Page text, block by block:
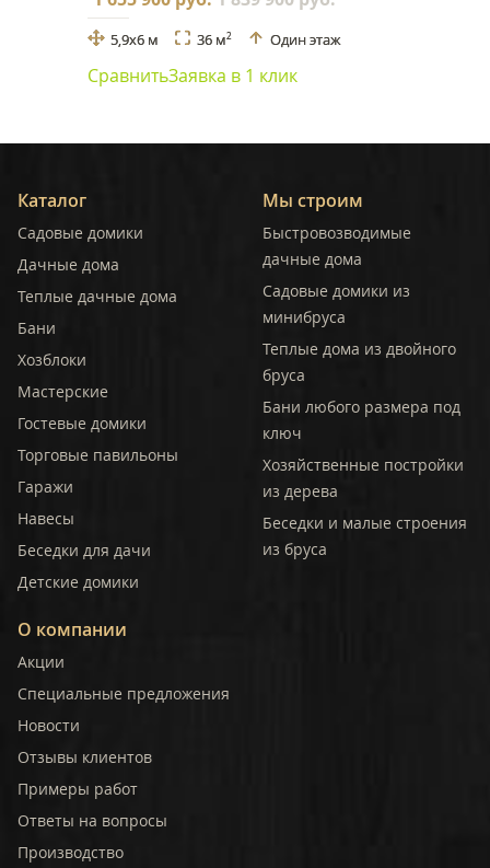
5,9x6 м 36 м2 Один этаж
СравнитьЗаявка в 1 клик
Каталог
Садовые домики
Дачные дома
Теплые дачные дома
Бани
Хозблоки
Мастерские
Гостевые домики
Торговые павильоны
Гаражи
Навесы
Беседки для дачи
Детские домики
Мы строим
Быстровозводимые
дачные дома
Садовые домики из
минибруса
Теплые дома из двойного
бруса
Бани любого размера под
ключ
Хозяйственные постройки
из дерева
Беседки и малые строения
из бруса
О компании
Акции
Специальные предложения
Новости
Отзывы клиентов
Примеры работ
Ответы на вопросы
Производство